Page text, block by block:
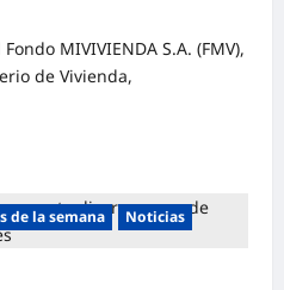
MIVIVIENDA S.A. (FMV),
de Vivienda,
de la semana Noticias